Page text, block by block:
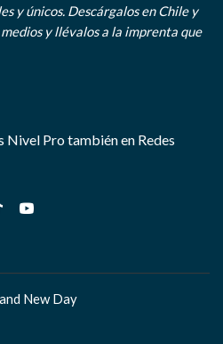
y únicos. Descárgalos en Chile y
y llévalos a la imprenta que
Nivel Pro también en Redes
Youtube
New Day